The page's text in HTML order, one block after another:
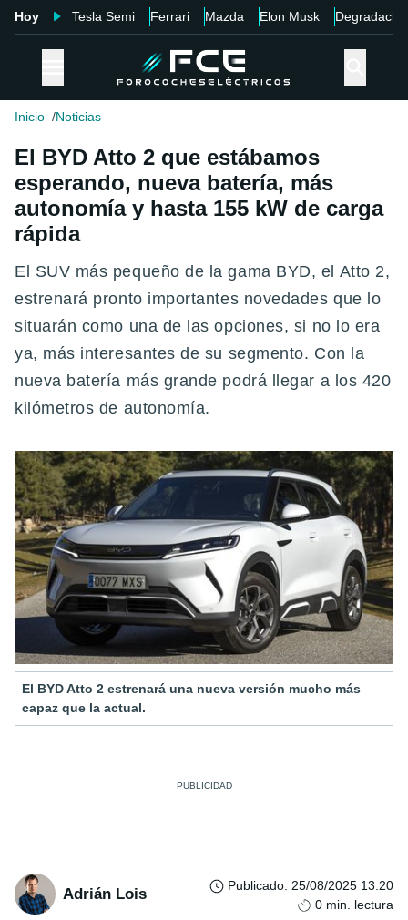
Hoy Tesla Semi Ferrari Mazda Elon Musk Degradación
Inicio Noticias
El BYD Atto 2 que estábamos
esperando, nueva batería, más
autonomía y hasta 155 kW de carga
rápida
El SUV más pequeño de la gama BYD, el Atto 2,
estrenará pronto importantes novedades que lo
situarán como una de las opciones, si no lo era
ya, más interesantes de su segmento. Con la
nueva batería más grande podrá llegar a los 420
kilómetros de autonomía.
El BYD Atto 2 estrenará una nueva versión mucho más
capaz que la actual.
Adrián Lois Publicado: 25/08/2025 13:20
0 min. lectura